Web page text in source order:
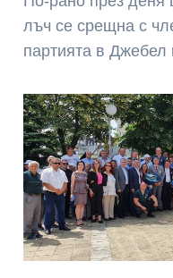
лъч се срещна с
партията в